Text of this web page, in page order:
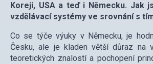
Koreji, USA a teď i Německu. Jak
vzdělávací systémy ve srovnání s
Co se týče výuky v Německu, je
Česku, ale je kladen větší důraz na
teoretických znalostí a pochopení